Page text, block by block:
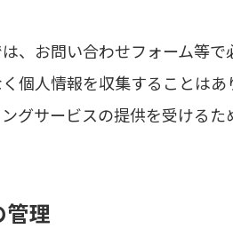
、お問い合わせフォーム等で
個人情報を収集することは
グサービスの提供を受ける
理